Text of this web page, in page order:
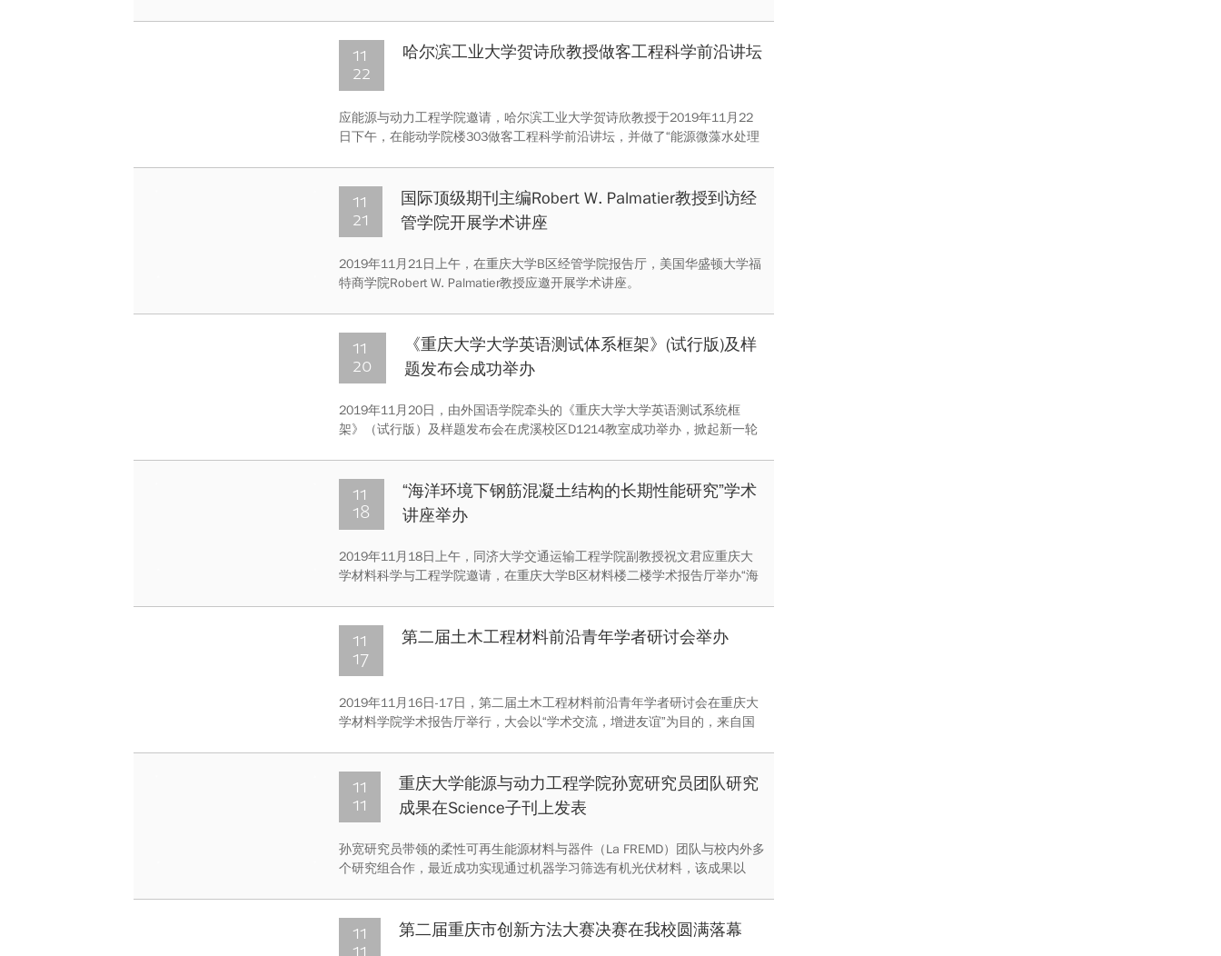
11
22
哈尔滨工业大学贺诗欣教授做客工程科学前沿讲坛
应能源与动力工程学院邀请，哈尔滨工业大学贺诗欣教授于2019年11月22
日下午，在能动学院楼303做客工程科学前沿讲坛，并做了“能源微藻水处理
11
21
国际顶级期刊主编Robert W. Palmatier教授到访经
管学院开展学术讲座
2019年11月21日上午，在重庆大学B区经管学院报告厅，美国华盛顿大学福
特商学院Robert W. Palmatier教授应邀开展学术讲座。
11
20
《重庆大学大学英语测试体系框架》(试行版)及样
题发布会成功举办
2019年11月20日，由外国语学院牵头的《重庆大学大学英语测试系统框
架》（试行版）及样题发布会在虎溪校区D1214教室成功举办，掀起新一轮
11
18
“海洋环境下钢筋混凝土结构的长期性能研究”学术
讲座举办
2019年11月18日上午，同济大学交通运输工程学院副教授祝文君应重庆大
学材料科学与工程学院邀请，在重庆大学B区材料楼二楼学术报告厅举办“海
11
17
第二届土木工程材料前沿青年学者研讨会举办
2019年11月16日-17日，第二届土木工程材料前沿青年学者研讨会在重庆大
学材料学院学术报告厅举行，大会以“学术交流，增进友谊”为目的，来自国
11
11
重庆大学能源与动力工程学院孙宽研究员团队研究
成果在Science子刊上发表
孙宽研究员带领的柔性可再生能源材料与器件（La FREMD）团队与校内外多
个研究组合作，最近成功实现通过机器学习筛选有机光伏材料，该成果以
11 第二届重庆市创新方法大赛决赛在我校圆满落幕